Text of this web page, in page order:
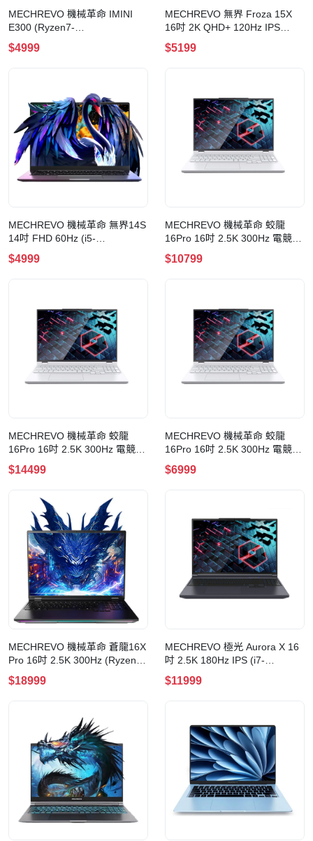
MECHREVO 機械革命 IMINI
E300 (Ryzen7-
7445H+16GB+1TB+Win11 Pro)
迷你電腦
$4999
MECHREVO 無界 Froza 15X
16吋 2K QHD+ 120Hz IPS
(Ryzen7
8745HS+16GB+512GB+Win11
$5199
MECHREVO 機械革命 無界14S
14吋 FHD 60Hz (i5-
13420H+16GB+1TB+Win11
Pro) 手提電腦
$4999
MECHREVO 機械革命 蛟龍
16Pro 16吋 2.5K 300Hz 電競手
提電腦(Ryzen 9
$10799
MECHREVO 機械革命 蛟龍
16Pro 16吋 2.5K 300Hz 電競手
提電腦(Ryzen 9
8945HX+RTX5070+32GB+1TB+Win11
$14499
MECHREVO 機械革命 蛟龍
16Pro 16吋 2.5K 300Hz 電競手
提電腦(Ryzen 7
$6999
MECHREVO 機械革命 蒼龍16X
Pro 16吋 2.5K 300Hz (Ryzen9
9955HX+RTX5070Ti+32GB+1TB+Win11
Pro) 電競手提電腦
$18999
MECHREVO 極光 Aurora X 16
吋 2.5K 180Hz IPS (i7-
Pro) 電競手提電腦
$11999